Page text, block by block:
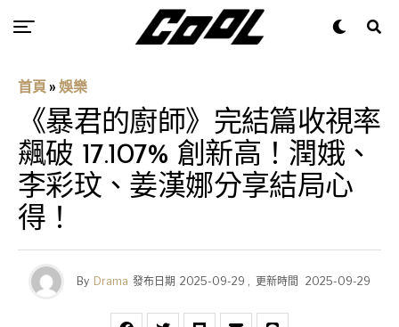
首頁 » 娛樂
《暴君的廚師》完結篇收視率
飆破 17.107% 創新高！潤娥、
李彩玟、姜漢娜分享結局心
得！
By Drama 發布日期 2025-09-29 , 更新時間 2025-09-29